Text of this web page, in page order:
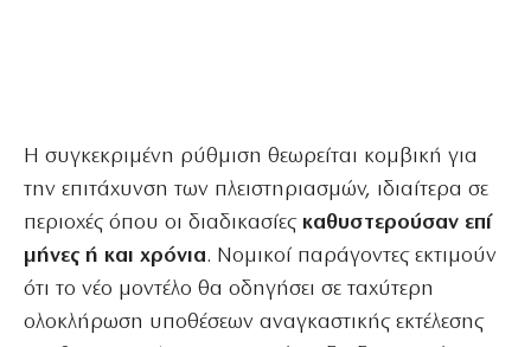
Η συγκεκριμένη ρύθμιση θεωρείται κομβική για
την επιτάχυνση των πλειστηριασμών, ιδιαίτερα σε
περιοχές όπου οι διαδικασίες καθυστερούσαν επί
μήνες ή και χρόνια. Νομικοί παράγοντες εκτιμούν
ότι το νέο μοντέλο θα οδηγήσει σε ταχύτερη
ολοκλήρωση υποθέσεων αναγκαστικής εκτέλεσης